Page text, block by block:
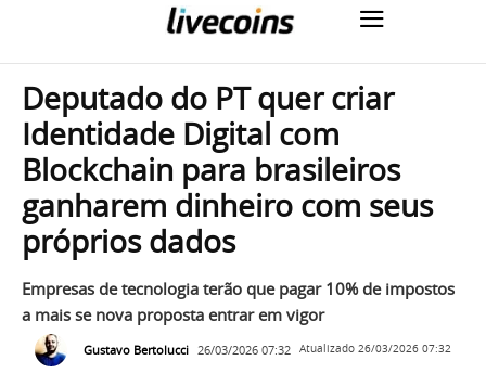
Deputado do PT quer criar
Identidade Digital com
Blockchain para brasileiros
ganharem dinheiro com seus
próprios dados
Empresas de tecnologia terão que pagar 10% de impostos
a mais se nova proposta entrar em vigor
Gustavo Bertolucci 26/03/2026 07:32 Atualizado 26/03/2026 07:32